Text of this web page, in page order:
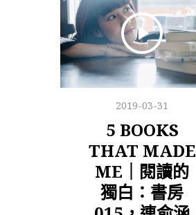
2019-03-31
5 BOOKS
THAT MADE
ME｜閱讀的
獨白：書房